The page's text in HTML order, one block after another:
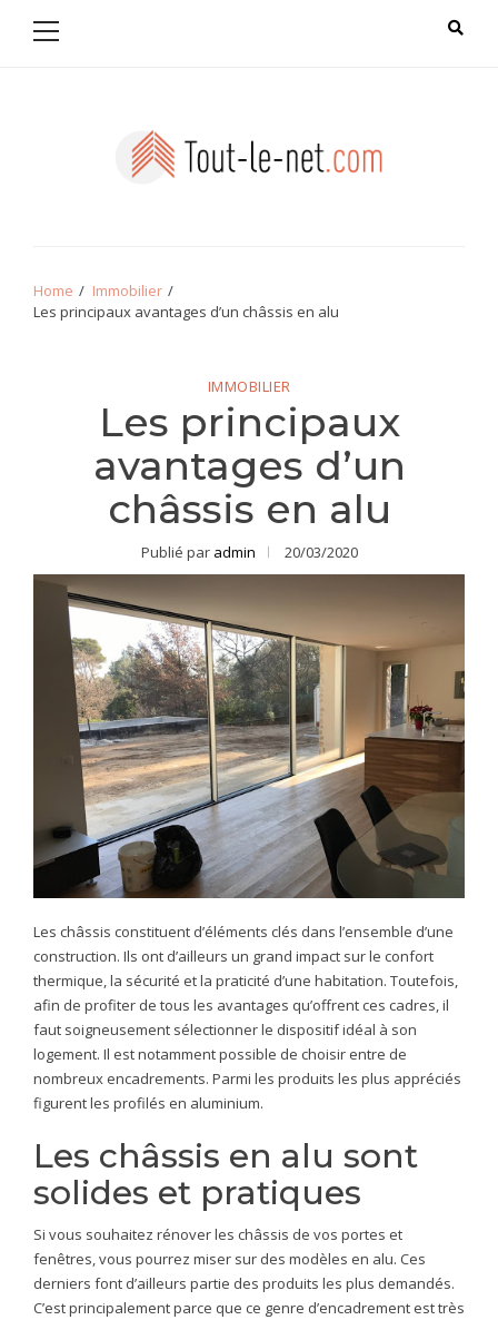
Home
Immobilier
Les principaux avantages d’un châssis en alu
IMMOBILIER
Les principaux
avantages d’un
châssis en alu
Publié par admin 20/03/2020
Les châssis constituent d’éléments clés dans l’ensemble d’une
construction. Ils ont d’ailleurs un grand impact sur le confort
thermique, la sécurité et la praticité d’une habitation. Toutefois,
afin de profiter de tous les avantages qu’offrent ces cadres, il
faut soigneusement sélectionner le dispositif idéal à son
logement. Il est notamment possible de choisir entre de
nombreux encadrements. Parmi les produits les plus appréciés
figurent les profilés en aluminium.
Les châssis en alu sont
solides et pratiques
Si vous souhaitez rénover les châssis de vos portes et
fenêtres, vous pourrez miser sur des modèles en alu. Ces
derniers font d’ailleurs partie des produits les plus demandés.
C’est principalement parce que ce genre d’encadrement est très